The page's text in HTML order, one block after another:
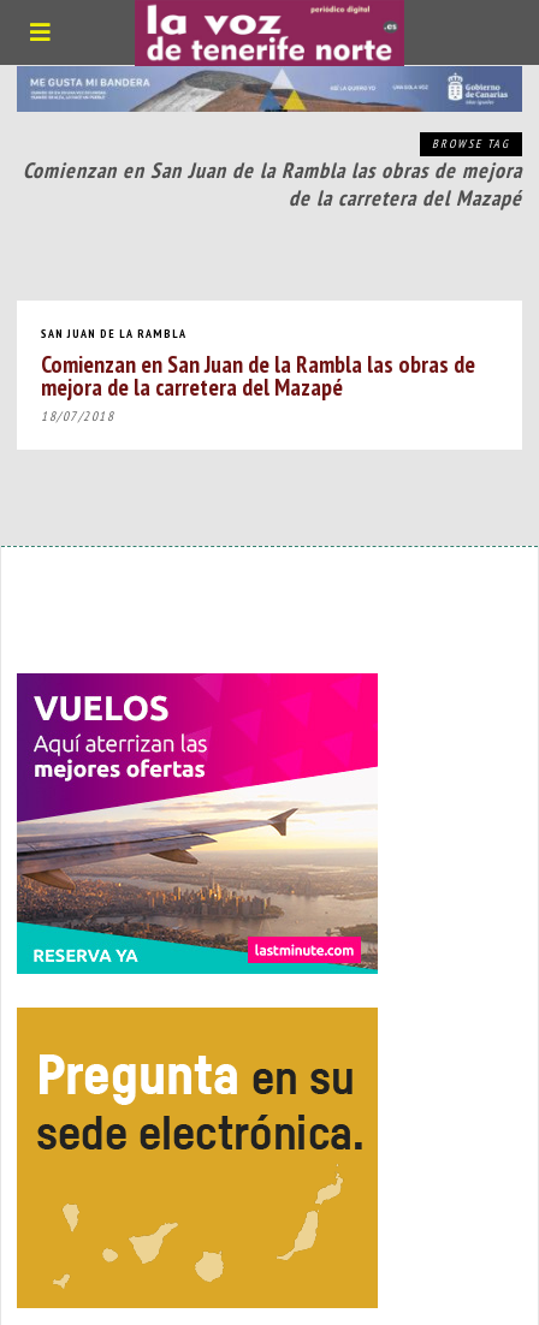
BROWSE TAG
Comienzan en San Juan de la Rambla las obras de mejora
de la carretera del Mazapé
SAN JUAN DE LA RAMBLA
Comienzan en San Juan de la Rambla las obras de
mejora de la carretera del Mazapé
18/07/2018